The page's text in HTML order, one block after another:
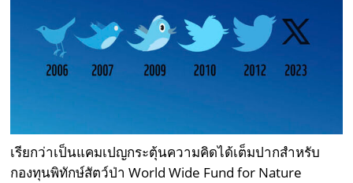
เรียกว่าเป็นแคมเปญกระตุ้นความคิดได้เต็มปากสำหรับ
กองทุนพิทักษ์สัตว์ป่า World Wide Fund for Nature